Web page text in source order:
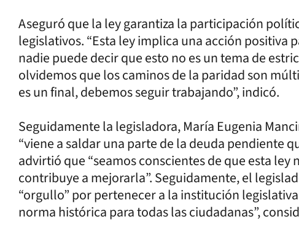
Aseguró que la ley garantiza la participación
legislativos. “Esta ley implica una acción positiva
nadie puede decir que esto no es un tema de
olvidemos que los caminos de la paridad son
es un final, debemos seguir trabajando”, indicó.
Seguidamente la legisladora, María Eugenia
“viene a saldar una parte de la deuda pendiente
advirtió que “seamos conscientes de que esta ley
contribuye a mejorarla”. Seguidamente, el
“orgullo” por pertenecer a la institución
norma histórica para todas las ciudadanas”,